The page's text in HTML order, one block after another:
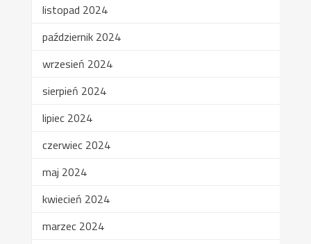
listopad 2024
październik 2024
wrzesień 2024
sierpień 2024
lipiec 2024
czerwiec 2024
maj 2024
kwiecień 2024
marzec 2024